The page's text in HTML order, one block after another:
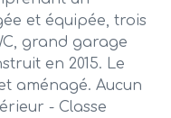
et équipée, trois
grand garage
en 2015. Le
aménagé. Aucun
- Classe